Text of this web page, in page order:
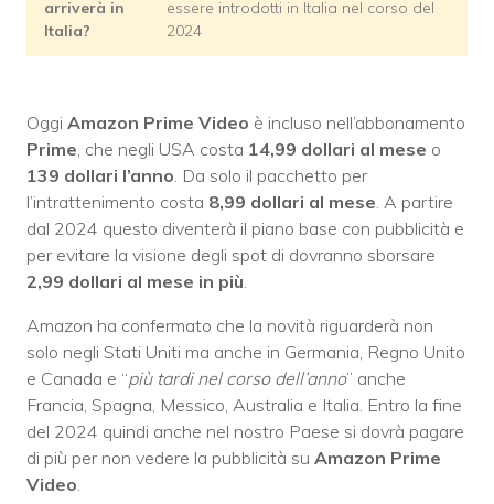
arriverà in
Italia?
essere introdotti in Italia nel corso del
2024
Oggi Amazon Prime Video è incluso nell’abbonamento
Prime , che negli USA costa 14,99 dollari al mese o
139 dollari l’anno . Da solo il pacchetto per
l’intrattenimento costa 8,99 dollari al mese . A partire
dal 2024 questo diventerà il piano base con pubblicità e
per evitare la visione degli spot di dovranno sborsare
2,99 dollari al mese in più
Amazon ha confermato che la novità riguarderà non
solo negli Stati Uniti ma anche in Germania, Regno Unito
e Canada e “più tardi nel corso dell’anno” anche
Francia, Spagna, Messico, Australia e Italia. Entro la fine
del 2024 quindi anche nel nostro Paese si dovrà pagare
di più per non vedere la pubblicità su Amazon Prime
Video